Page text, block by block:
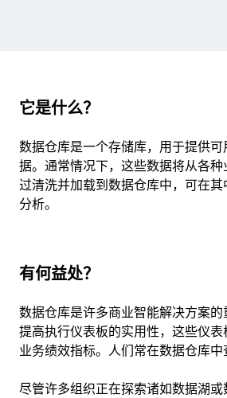
它是什么？
数据仓库是一个存储库，用于提供
据。通常情况下，这些数据将从各
过清洗并加载到数据仓库中，可在
分析。
有何益处？
数据仓库是许多商业智能解决方案
提高执行仪表板的实用性，这些仪
业务绩效指标。人们常在数据仓库中
尽管许多组织正在探索诸如数据湖